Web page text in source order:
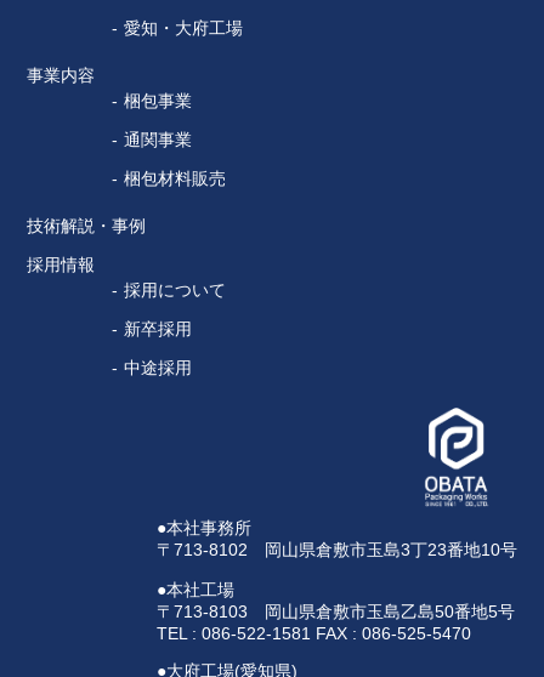
愛知・大府工場
事業内容
梱包事業
通関事業
梱包材料販売
技術解説・事例
採用情報
採用について
新卒採用
中途採用
●本社事務所
〒713-8102 岡山県倉敷市玉島3丁23番地10号
●本社工場
〒713-8103 岡山県倉敷市玉島乙島50番地5号
TEL : 086-522-1581 FAX : 086-525-5470
●大府工場(愛知県)